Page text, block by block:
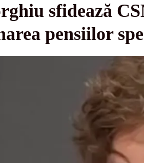
sfidează
pensiilor